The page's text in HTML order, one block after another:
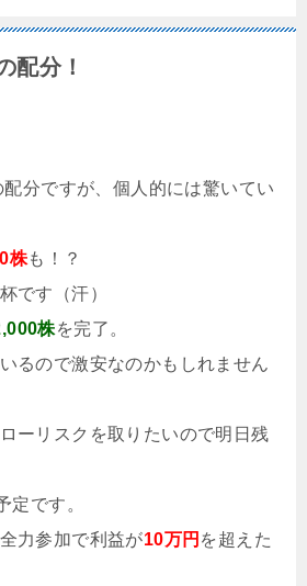
配分！
配分ですが、個人的には驚いてい
株も！？
です（汗）
株を完了。
るので激安なのかもしれません
ーリスクを取りたいので明日残
定です。
力参加で利益が10万円 を超えた